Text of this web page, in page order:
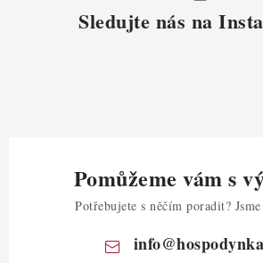
Sledujte nás na
Pomůžeme vám s
Potřebujete s něčím poradit?
info@